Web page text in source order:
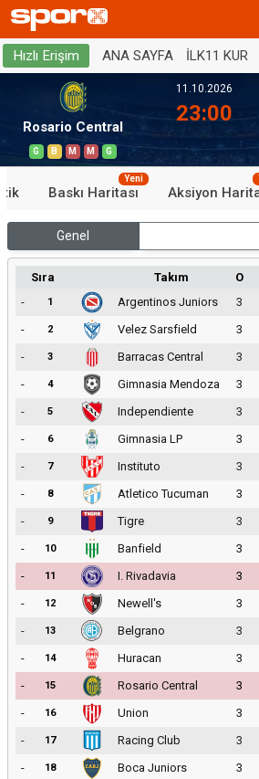
Hızlı Erişim ANA SAYFA İLK11 KUR
Rosario Central
G B M M G
11.10.2026
23:00
Baskı Haritası
Yeni
Aksiyon
Genel
Sıra Takım O
-
1 Argentinos Juniors 3
-
2 Velez Sarsfield 3
-
3 Barracas Central 3
-
4 Gimnasia Mendoza 3
-
5 Independiente 3
-
6 Gimnasia LP 3
-
7 Instituto 3
-
8 Atletico Tucuman 3
-
9 Tigre 3
-
10 Banfield 3
-
11 I. Rivadavia 3
-
12 Newell's 3
-
13 Belgrano 3
-
14 Huracan 3
-
15 Rosario Central 3
-
16 Union 3
-
17 Racing Club 3
-
18 Boca Juniors 3